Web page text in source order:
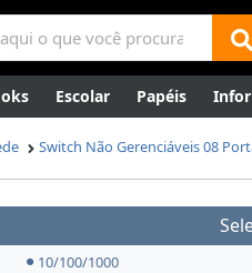
Escolar Papéis
Mídias Envelopes
Switch Não Gerenciáveis 08
10/100/1000